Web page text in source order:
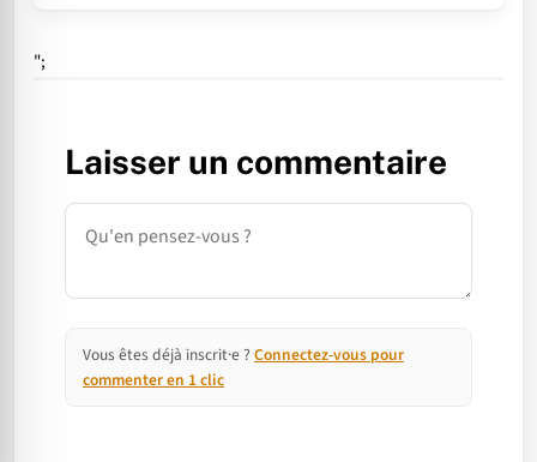
";
Laisser un commentaire
Commentaire
Vous êtes déjà inscrit·e ? Connectez-vous pour
commenter en 1 clic